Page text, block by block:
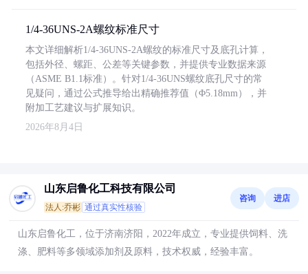
1/4-36UNS-2A螺纹标准尺寸
本文详细解析1/4-36UNS-2A螺纹的标准尺寸及底孔计算，
包括外径、螺距、公差等关键参数，并提供专业数据来源
（ASME B1.1标准）。针对1/4-36UNS螺纹底孔尺寸的常
见疑问，通过公式推导给出精确推荐值（Φ5.18mm），并
附加工艺建议与扩展知识。
2026年8月4日
山东启鲁化工科技有限公司
法人:乔彬 通过真实性核验
咨询 进店
山东启鲁化工，位于济南济阳，2022年成立，专业提供饲料、洗
涤、肥料等多领域添加剂及原料，技术权威，经验丰富。